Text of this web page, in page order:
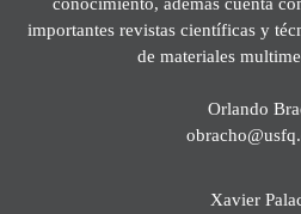
importantes revistas científicas y
de materiales
Orlando
Xavier